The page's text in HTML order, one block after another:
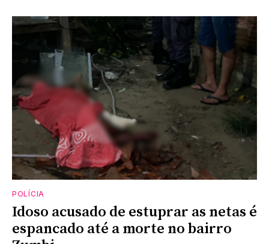
POLÍCIA
Idoso acusado de estuprar as netas é
espancado até a morte no bairro